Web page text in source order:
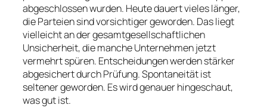
abgeschlossen wurden. Heute dauert vieles länger,
die Parteien sind vorsichtiger geworden. Das liegt
vielleicht an der gesamtgesellschaftlichen
Unsicherheit, die manche Unternehmen jetzt
vermehrt spüren. Entscheidungen werden stärker
abgesichert durch Prüfung. Spontaneität ist
seltener geworden. Es wird genauer hingeschaut,
was gut ist.